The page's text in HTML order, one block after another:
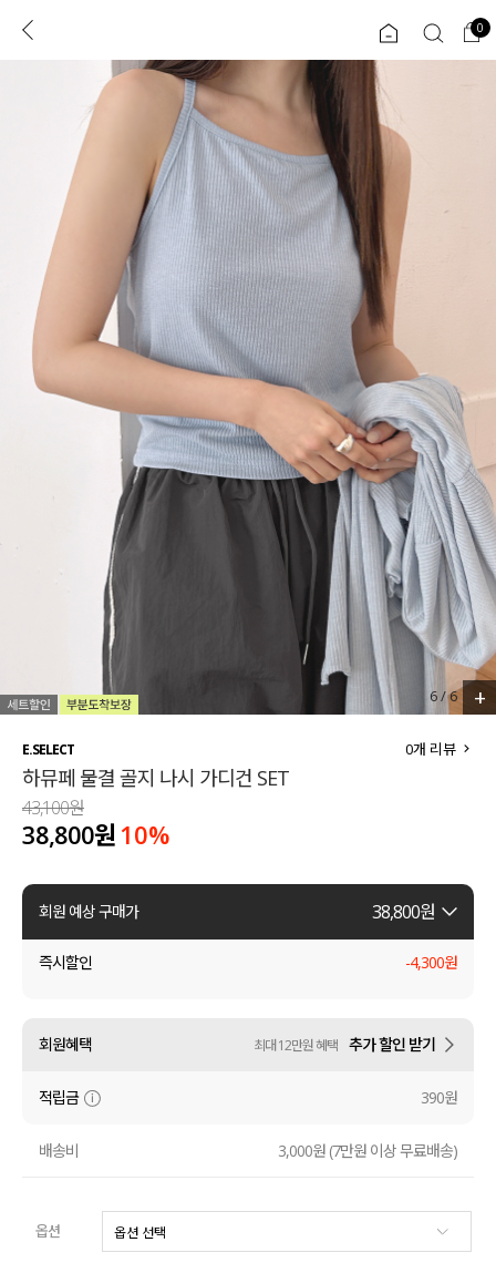
로그인 0
ENG
TW
콘텐츠 리뷰 & 혜택 플러스핏 회원혜택
CATEGORY COMMUNITY
도착보장⚡
인플루언서 pick!
신상 5%
세트할인 ~30%
티셔츠
팬츠
셔츠
원피스
수영복
아우터
코디템
ALL
익스클루시브
아우터
티셔츠
니트
블라우스
원피스
언더웨어
0
1/6 +
E.SELECT
하뮤페 물결 골지 나시 가디건 SET
0개 리뷰
43,100원
38,800원 10%
회원 예상 구매가 38,800원
즉시할인 -4,300원
회원혜택 최대 12만원 혜택 추가 할인 받기
적립금 390원
배송비 3,000원 (7만원 이상 무료배송)
옵션